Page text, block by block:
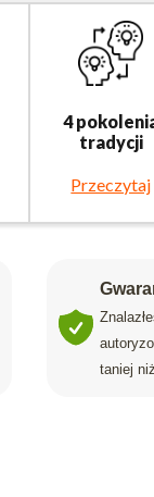
4
tradycji
Przeczytaj
taniej